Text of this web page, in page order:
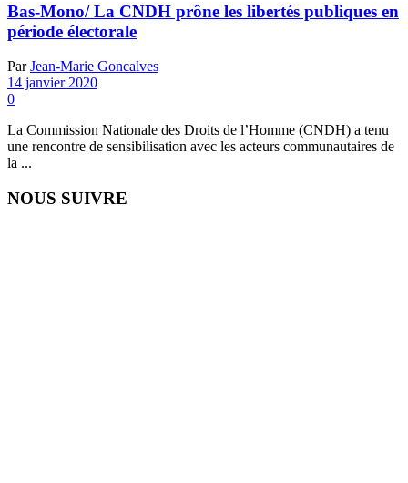
Bas-Mono/ La CNDH prône les libertés publiques en
période électorale
Par Jean-Marie Goncalves
14 janvier 2020
0
La Commission Nationale des Droits de l’Homme (CNDH) a tenu
une rencontre de sensibilisation avec les acteurs communautaires de
la ...
NOUS SUIVRE